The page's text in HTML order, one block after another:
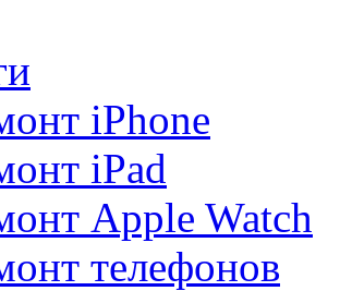
iPhone
iPad
Apple Watch
телефонов